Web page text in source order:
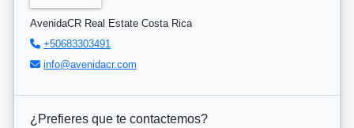
AvenidaCR Real Estate Costa Rica
+50683303491
info@avenidacr.com
¿Prefieres que te contactemos?